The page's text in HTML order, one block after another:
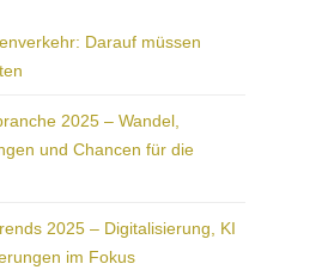
Darauf müssen
2025 – Wandel,
und Chancen für die
2025 – Digitalisierung, KI
im Fokus